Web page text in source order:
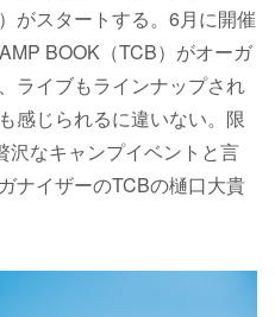
がスタートする。6月に開催
BOOK（TCB）がオーガ
ライブもラインナップされ
感じられるに違いない。限
沢なキャンプイベントと言
ナイザーのTCBの樋口大貴